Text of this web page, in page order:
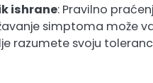
ishrane: Pravilno
simptoma može
razumete svoju